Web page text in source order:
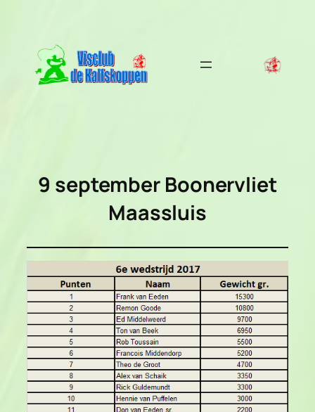
inhoud
9 september Boonervliet
Maassluis